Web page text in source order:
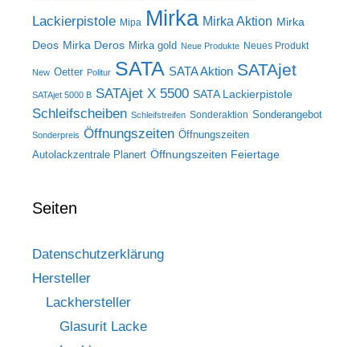
Lackierpistole Mipa Mirka Mirka Aktion Mirka
Deos Mirka Deros Mirka gold Neue Produkte Neues Produkt
New Oetter Politur SATA SATA Aktion SATAjet
SATAjet 5000 B SATAjet X 5500 SATA Lackierpistole
Schleifscheiben Schleifstreifen Sonderaktion Sonderangebot
Sonderpreis Öffnungszeiten Öffnungszeiten
Autolackzentrale Planert Öffnungszeiten Feiertage
Seiten
Datenschutzerklärung
Hersteller
Lackhersteller
Glasurit Lacke